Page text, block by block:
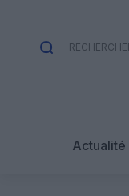
Actualité